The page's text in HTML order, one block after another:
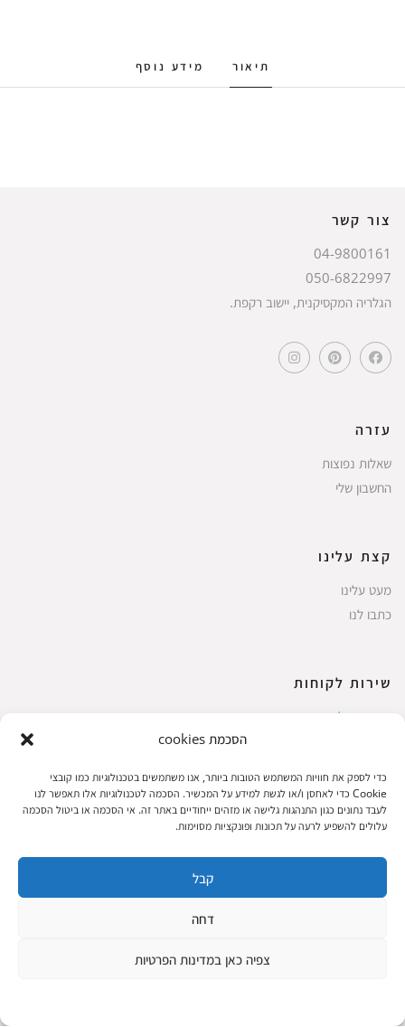
הסכמת cookies
כדי לספק את חוויות המשתמש הטובות ביותר, אנו משתמשים בטכנולוגיות כמו קובצי
Cookie כדי לאחסן ו/או לגשת למידע על המכשיר. הסכמה לטכנולוגיות אלו תאפשר לנו
לעבד נתונים כגון התנהגות גלישה או מזהים ייחודיים באתר זה. אי הסכמה או ביטול הסכמה
עלולים להשפיע לרעה על תכונות ופונקציות מסוימות.
קבל
דחה
צפיה כאן במדינות הפרטיות
תיאור מידע נוסף
צור קשר
04-9800161
050-6822997
הגלריה המקסיקנית, יישוב רקפת.
עזרה
שאלות נפוצות
החשבון שלי
קצת עלינו
מעט עלינו
כתבו לנו
שירות לקוחות
החשבון שלי
עגלת קניות
תקנון אתר